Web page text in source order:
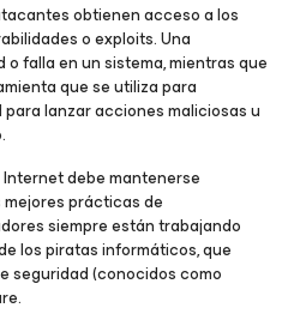
obtienen acceso a los
o exploits. Una
falla en un sistema, mientras que
que se utiliza para
lanzar acciones maliciosas u
debe mantenerse
prácticas de
siempre están trabajando
los piratas informáticos, que
seguridad (conocidos como